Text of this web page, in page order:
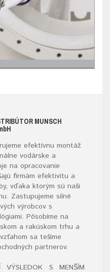
MUNSCH
H
efektívnu montáž
vodárske a
na opracovanie
firmám efektivitu a
vďaka ktorým sú naši
Zastupujeme silné
výrobcov s
Pôsobíme na
a rakúskom trhu a
sa tešíme
partnerov.
S MENŠÍM